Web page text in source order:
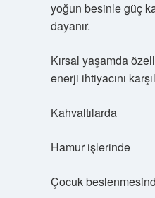
yoğun besinle güç
dayanır.
Kırsal yaşamda
enerji ihtiyacını
Kahvaltılarda
Hamur işlerinde
Çocuk